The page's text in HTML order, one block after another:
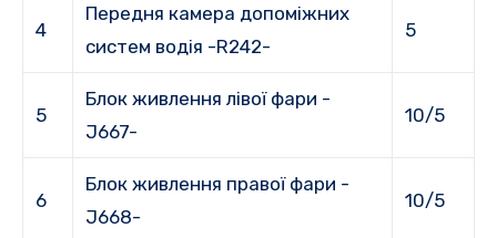
4
Передня камера допоміжних
систем водія -R242-
5
5
Блок живлення лівої фари -
J667-
10/5
6
Блок живлення правої фари -
J668-
10/5